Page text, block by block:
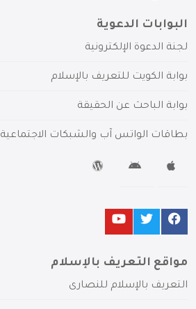
البوابات الدعوية
لجنة الدعوة الإلكترونية
بوابة الكويت للتعريف بالإسلام
بوابة الباحث عن الحقيقة
بطاقات الواتس آب والشبكات الاجتماعية
مواقع التعريف بالإسلام
التعريف بالإسلام للنصارى